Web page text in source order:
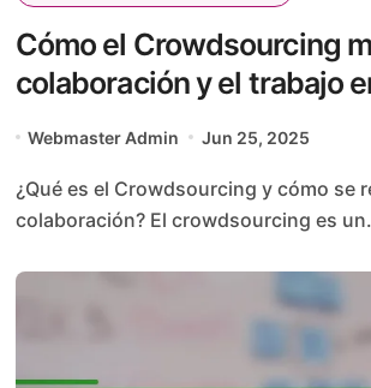
Cómo el Crowdsourcing
colaboración y el trabajo
Webmaster Admin Jun 25, 2025
¿Qué es el Crowdsourcing y cómo se relaciona con la
colaboración? El crowdsourcing es